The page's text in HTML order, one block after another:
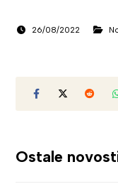
26/08/2022
Ostale